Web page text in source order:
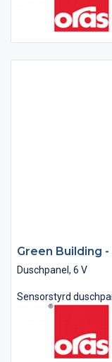
Green Building
Duschpanel, 6 V
Sensorstyrd
handdusch,
3/4" lekande mutter.